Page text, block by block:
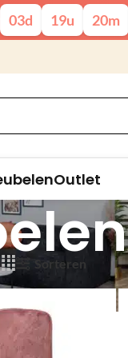
03d 19u 20m
Outlet
Sorteren